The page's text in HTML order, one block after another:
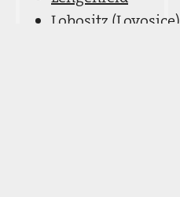
Lobositz (Lovosice)